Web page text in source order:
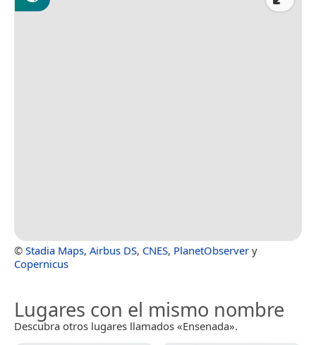
© Stadia Maps, Airbus DS, CNES, PlanetObserver y
Copernicus
Lugares con el mismo nombre
Descubra otros lugares llamados «Ensenada».